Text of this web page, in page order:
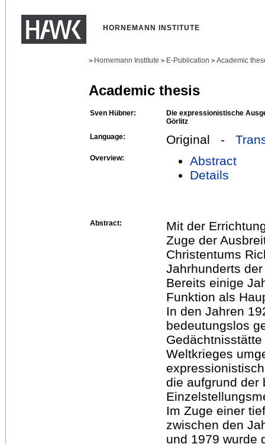
HORNEMANN INSTITUTE
> Hornemann Institute > E-Publication > Academic
Academic thesis
Sven Hübner:
Die expressionistische
Görlitz
Language:
Original -
Overview:
Abstract
Details
Abstract:
Mit der
Zuge der
Christentums
Jahrhunderts
Bereits einige
Funktion als
In den Jahren
bedeutungslos
Weltkrieges
die aufgrund der
Im Zuge einer
zwischen den
und 1979 wurde